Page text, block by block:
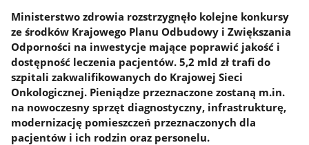
Ministerstwo zdrowia rozstrzygnęło kolejne konkursy
ze środków Krajowego Planu Odbudowy i Zwiększania
Odporności na inwestycje mające poprawić jakość i
dostępność leczenia pacjentów. 5,2 mld zł trafi do
szpitali zakwalifikowanych do Krajowej Sieci
Onkologicznej. Pieniądze przeznaczone zostaną m.in.
na nowoczesny sprzęt diagnostyczny, infrastrukturę,
modernizację pomieszczeń przeznaczonych dla
pacjentów i ich rodzin oraz personelu.